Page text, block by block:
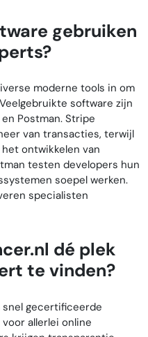
gebruiken
moderne tools in om
software zijn
Postman. Stripe
van transacties, terwijl
ontwikkelen van
testen developers hun
soepel werken.
specialisten
dé plek
te vinden?
snel gecertificeerde
allerlei online